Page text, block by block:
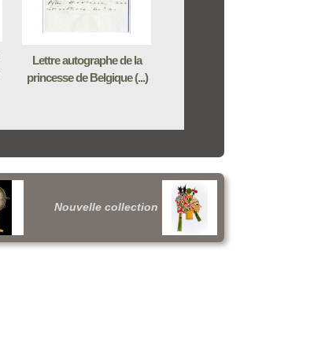
Lettre autographe de la
princesse de Belgique (...)
Nouvelle collection